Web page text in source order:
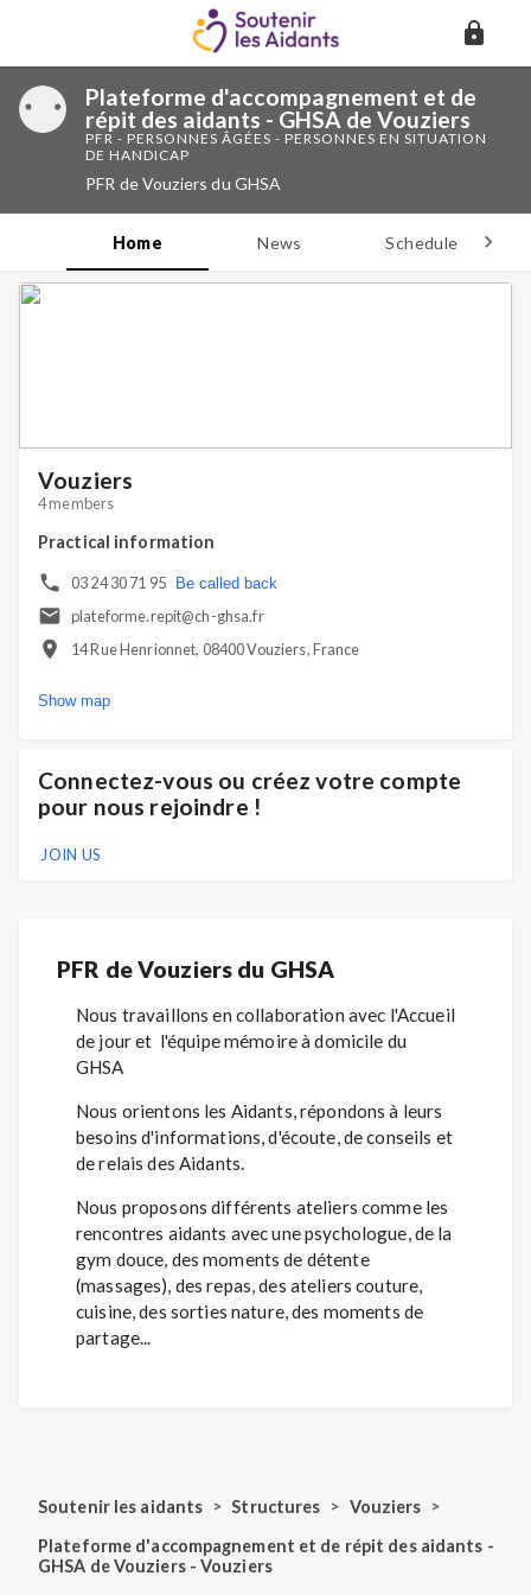
Plateforme d'accompagnement et de
répit des aidants - GHSA de Vouziers
PFR - PERSONNES ÂGÉES - PERSONNES EN SITUATION
DE HANDICAP
PFR de Vouziers du GHSA
Home News Schedule
Vouziers
4 members
Practical information
03 24 30 71 95 Be called back
plateforme.repit@ch-ghsa.fr
14 Rue Henrionnet, 08400 Vouziers, France
Show map
Connectez-vous ou créez votre compte
pour nous rejoindre !
JOIN US
PFR de Vouziers du GHSA
Nous travaillons en collaboration avec l'Accueil
de jour et l'équipe mémoire à domicile du
GHSA
Nous orientons les Aidants, répondons à leurs
besoins d'informations, d'écoute, de conseils et
de relais des Aidants.
Nous proposons différents ateliers comme les
rencontres aidants avec une psychologue, de la
gym douce, des moments de détente
(massages), des repas, des ateliers couture,
cuisine, des sorties nature, des moments de
partage...
Soutenir les aidants > Structures > Vouziers >
Plateforme d'accompagnement et de répit des aidants -
GHSA de Vouziers - Vouziers